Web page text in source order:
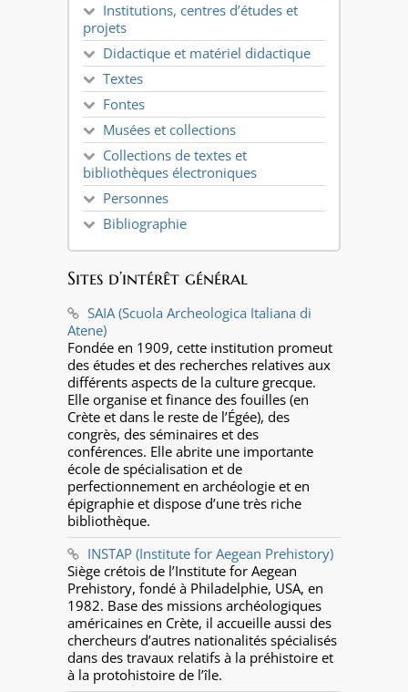
Institutions, centres d’études et
projets
Didactique et matériel didactique
Textes
Fontes
Musées et collections
Collections de textes et
bibliothèques électroniques
Personnes
Bibliographie
Sites d’intérêt général
SAIA (Scuola Archeologica Italiana di
Atene)
Fondée en 1909, cette institution promeut
des études et des recherches relatives aux
différents aspects de la culture grecque.
Elle organise et finance des fouilles (en
Crète et dans le reste de l’Égée), des
congrès, des séminaires et des
conférences. Elle abrite une importante
école de spécialisation et de
perfectionnement en archéologie et en
épigraphie et dispose d’une très riche
bibliothèque.
INSTAP (Institute for Aegean Prehistory)
Siège crétois de l’Institute for Aegean
Prehistory, fondé à Philadelphie, USA, en
1982. Base des missions archéologiques
américaines en Crète, il accueille aussi des
chercheurs d’autres nationalités spécialisés
dans des travaux relatifs à la préhistoire et
à la protohistoire de l’île.